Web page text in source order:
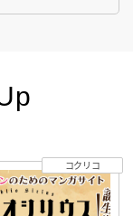
コクリコ